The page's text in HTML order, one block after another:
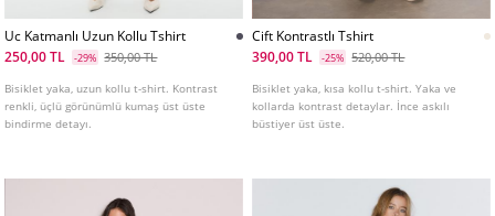
Uc Katmanlı Uzun Kollu Tshirt
250,00 TL
-29% 350,00 TL
Bisiklet yaka, uzun kollu t-shirt. Kontrast
renkli, üçlü görünümlü kumaş üst üste
bindirme detayı.
Cift Kontrastlı Tshirt
390,00 TL
-25% 520,00 TL
Bisiklet yaka, kısa kollu t-shirt. Yaka ve
kollarda kontrast detaylar. İnce askılı
büstiyer üst üste.